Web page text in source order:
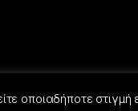
οποιαδήποτε στιγμή